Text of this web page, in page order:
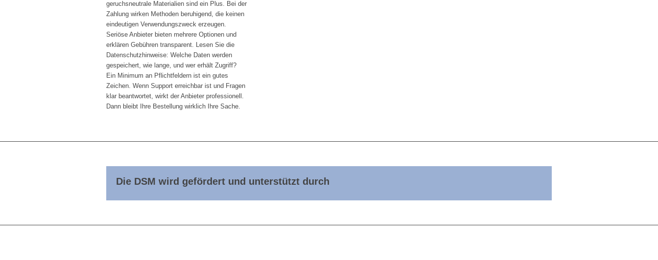
geruchsneutrale Materialien sind ein Plus. Bei der
Zahlung wirken Methoden beruhigend, die keinen
eindeutigen Verwendungszweck erzeugen.
Seriöse Anbieter bieten mehrere Optionen und
erklären Gebühren transparent. Lesen Sie die
Datenschutzhinweise: Welche Daten werden
gespeichert, wie lange, und wer erhält Zugriff?
Ein Minimum an Pflichtfeldern ist ein gutes
Zeichen. Wenn Support erreichbar ist und Fragen
klar beantwortet, wirkt der Anbieter professionell.
Dann bleibt Ihre Bestellung wirklich Ihre Sache.
Die DSM wird gefördert und unterstützt durch